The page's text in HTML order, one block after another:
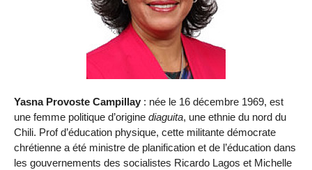
Yasna Provoste Campillay : née le 16 décembre 1969, est
une femme politique d’origine diaguita, une ethnie du nord du
Chili. Prof d’éducation physique, cette militante démocrate
chrétienne a été ministre de planification et de l’éducation dans
les gouvernements des socialistes Ricardo Lagos et Michelle